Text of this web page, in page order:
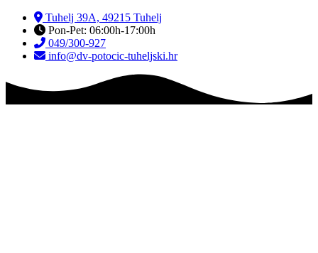
Skip
content
Tuhelj 39A, 49215 Tuhelj
Pon-Pet: 06:00h-17:00h
049/300-927
info@dv-potocic-tuheljski.hr